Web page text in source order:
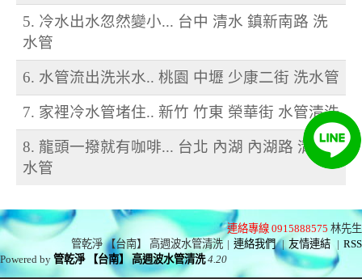
5. 冷水出水忽然變小... 台中 清水 鎮新南路 洗
水管
6. 水管流出洗米水.. 桃園 中壢 少康二街 洗水管
7. 家裡冷水管堵住.. 新竹 竹東 榮華街 水管清洗
8. 龍頭一撥就有咖啡... 台北 內湖 內湖路 清洗
水管
連絡專線 0915888575 林先生
管乾淨 【台南】 高週波水管清洗 | 連絡我們 | 友情連結 | RSS
Powered by管乾淨 【台南】 高週波水管清洗 4.20